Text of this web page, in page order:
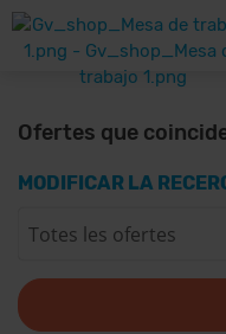
Ofertes que
MODIFICAR LA